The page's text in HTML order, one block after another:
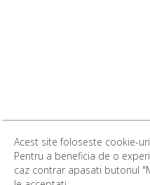
Acest site foloseste cookie-
Pentru a beneficia de o
caz contrar apasati butonul